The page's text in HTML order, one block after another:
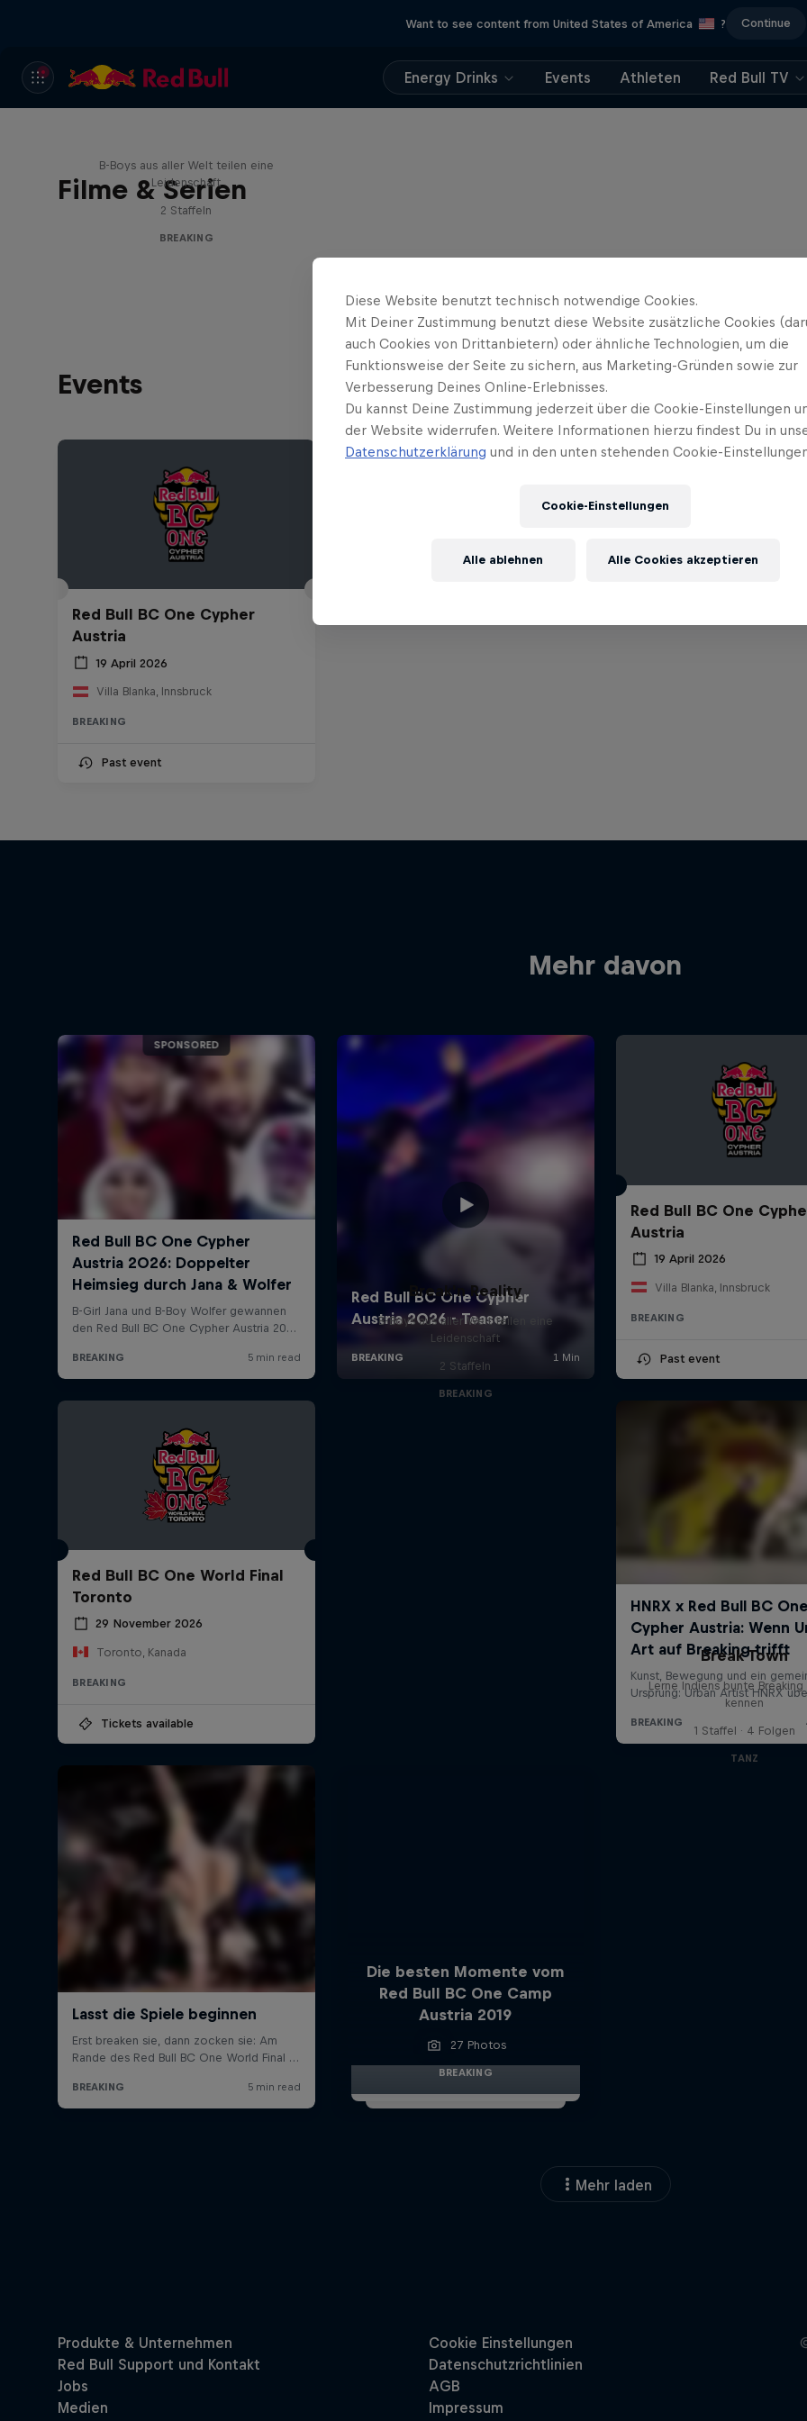
Want to see content from United States of America ? Continue
Energy Drinks Events Athleten Red Bull TV
Filme & Serien
B-Boys aus aller Welt teilen eine
Leidenschaft
2 Staffeln
BREAKING
Events
Red Bull BC One Cypher
Austria
19 April 2026
Villa Blanka, Innsbruck
BREAKING
Past event
Mehr davon
Red Bull BC One
Austria
19 April 2026
Villa Blanka, Innsbruck
BREAKING
Past event
Red Bull BC One World Final
Toronto
29 November 2026
Toronto, Kanada
BREAKING
Tickets available
Break'n Reality
B-Boys aus aller Welt teilen eine
Leidenschaft
2 Staffeln
BREAKING
Die besten Momente vom
Red Bull BC One Camp
Austria 2019
27 Photos
BREAKING
Break Town
Lerne Indiens bunte Breaking
kennen
1 Staffel · 4 Folgen
TANZ
Mehr laden
Diese Website benutzt technisch notwendige Cookies.
Mit Deiner Zustimmung benutzt diese Website zusätzliche Cookies
auch Cookies von Drittanbietern) oder ähnliche Technologien, um die
Funktionsweise der Seite zu sichern, aus Marketing-Gründen sowie zur
Verbesserung Deines Online-Erlebnisses.
Du kannst Deine Zustimmung jederzeit über die Cookie-Einstellungen
der Website widerrufen. Weitere Informationen hierzu findest Du in
Datenschutzerklärung und in den unten stehenden Cookie-
Cookie-Einstellungen
Alle ablehnen Alle Cookies akzeptieren